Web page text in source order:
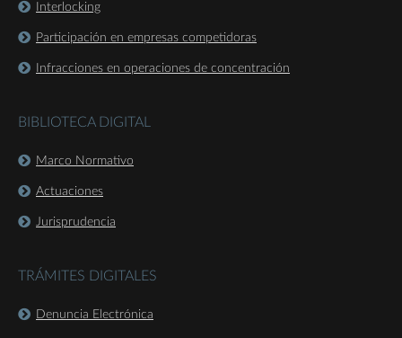
Interlocking
Participación en empresas competidoras
Infracciones en operaciones de concentración
BIBLIOTECA DIGITAL
Marco Normativo
Actuaciones
Jurisprudencia
TRÁMITES DIGITALES
Denuncia Electrónica